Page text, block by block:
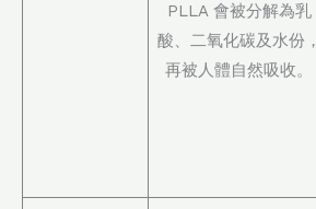
PLLA 會被分解為乳
酸、二氧化碳及水份，
再被人體自然吸收。